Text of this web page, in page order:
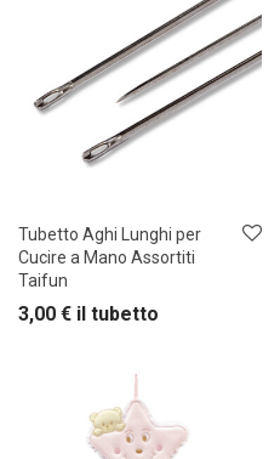
Tubetto Aghi Lunghi per
Cucire a Mano Assortiti
Taifun
3,00 € il tubetto